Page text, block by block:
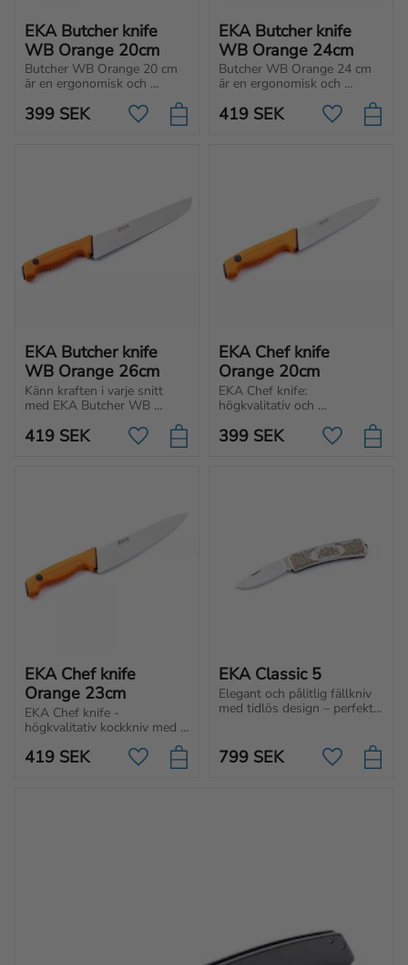
EKA Butcher knife
WB Orange 20cm
Butcher WB Orange 20 cm
är en ergonomisk och
extra brett blad, för enkel
skärning av kött och
399 SEK Lägg till i favoriter
EKA Butcher knife
WB Orange 24cm
Butcher WB Orange 24 cm
är en ergonomisk och
extra brett blad, för enkel
skärning av kött och
419 SEK Lägg till i
EKA Butcher knife
WB Orange 26cm
Känn kraften i varje snitt
med EKA Butcher WB
utformad för att klara alla
skärbehov oavsett om du är
419 SEK Lägg till i favoriter
EKA Chef knife
Orange 20cm
EKA Chef knife:
högkvalitativ och
smidiga snitt utan
ansträngning. Kockkniv med
399 SEK Lägg till i
EKA Chef knife
Orange 23cm
EKA Chef knife -
högkvalitativ kockkniv med
smidiga snitt utan
ansträngning. Upplev
419 SEK Lägg till i favoriter
EKA Classic 5
Elegant och pålitlig fällkniv
med tidlös design – perfekt
på jobbet och på fritiden.
799 SEK Lägg till i